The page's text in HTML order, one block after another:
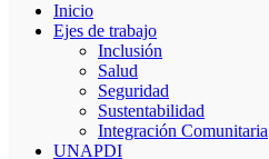
Inicio
Ejes de trabajo
Inclusión
Salud
Seguridad
Sustentabilidad
Integración Comunitaria
UNAPDI